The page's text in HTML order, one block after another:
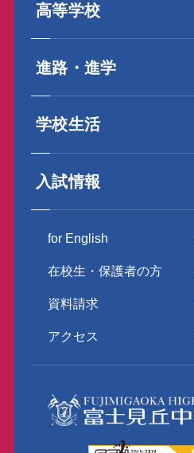
高等学校
進路・進学
学校生活
入試情報
for English
在校生・保護者の方
資料請求
アクセス